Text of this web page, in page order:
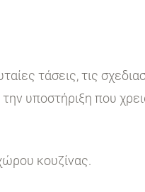
τάσεις, τις
υποστήριξη που
κουζίνας.